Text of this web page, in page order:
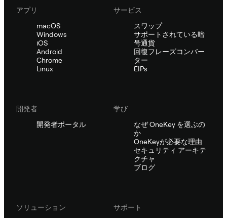
アプリ
macOS
Windows
iOS
Android
Chrome
Linux
サービス
スワップ
サポートされている暗
号通貨
回復フレーズコンバー
ター
EIPs
開発者
開発者ポータル
学び
なぜ OneKey を選ぶの
か
OneKeyが必要な理由
セキュリティ アーキテ
クチャ
ブログ
ソリューション
サポート